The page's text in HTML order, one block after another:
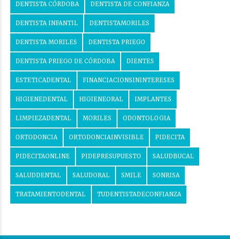
DENTISTA CÓRDOBA DENTISTA DE CONFIANZA
DENTISTA INFANTIL DENTISTAMORILES
DENTISTA MORILES DENTISTA PRIEGO
DENTISTA PRIEGO DE CÓRDOBA DIENTES
ESTETICADENTAL FINANCIACIONSININTERESES
HIGIENEDENTAL HIGIENEORAL IMPLANTES
LIMPIEZADENTAL MORILES ODONTOLOGIA
ORTODONCIA ORTODONCIAINVISIBLE PIDECITA
PIDECITAONLINE PIDEPRESUPUESTO SALUDBUCAL
SALUDDENTAL SALUDORAL SMILE SONRISA
TRATAMIENTODENTAL TUDENTISTADECONFIANZA